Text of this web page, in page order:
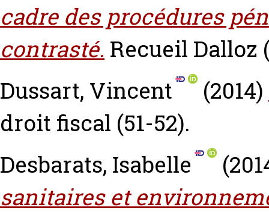
cadre des procédures
contrasté. Recueil Dalloz
Dussart, Vincent
(2014)
droit fiscal (51-52).
Desbarats, Isabelle
sanitaires et